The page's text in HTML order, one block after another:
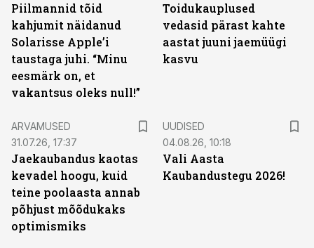
Piilmannid tõid
kahjumit näidanud
Solarisse Apple’i
taustaga juhi. “Minu
eesmärk on, et
vakantsus oleks null!”
Toidukauplused
vedasid pärast kahte
aastat juuni jaemüügi
kasvu
ARVAMUSED
31.07.26, 17:37
Jaekaubandus kaotas
kevadel hoogu, kuid
teine poolaasta annab
põhjust mõõdukaks
optimismiks
UUDISED
04.08.26, 10:18
Vali Aasta
Kaubandustegu 2026!